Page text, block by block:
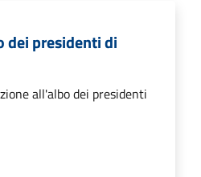
dei presidenti di
all'albo dei presidenti